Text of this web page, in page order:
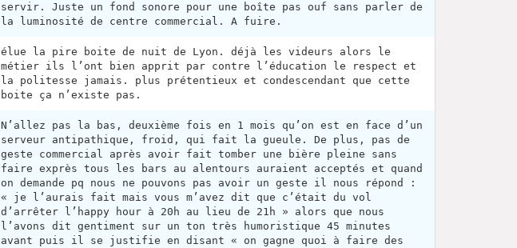
servir. Juste un fond sonore pour une boîte pas ouf sans parler de
la luminosité de centre commercial. A fuire.
élue la pire boite de nuit de Lyon. déjà les videurs alors le
métier ils l’ont bien apprit par contre l’éducation le respect et
la politesse jamais. plus prétentieux et condescendant que cette
boite ça n’existe pas.
N’allez pas la bas, deuxième fois en 1 mois qu’on est en face d’un
serveur antipathique, froid, qui fait la gueule. De plus, pas de
geste commercial après avoir fait tomber une bière pleine sans
faire exprès tous les bars au alentours auraient acceptés et quand
on demande pq nous ne pouvons pas avoir un geste il nous répond :
« je l’aurais fait mais vous m’avez dit que c’était du vol
d’arrêter l’happy hour à 20h au lieu de 21h » alors que nous
l’avons dit gentiment sur un ton très humoristique 45 minutes
avant puis il se justifie en disant « on gagne quoi à faire des